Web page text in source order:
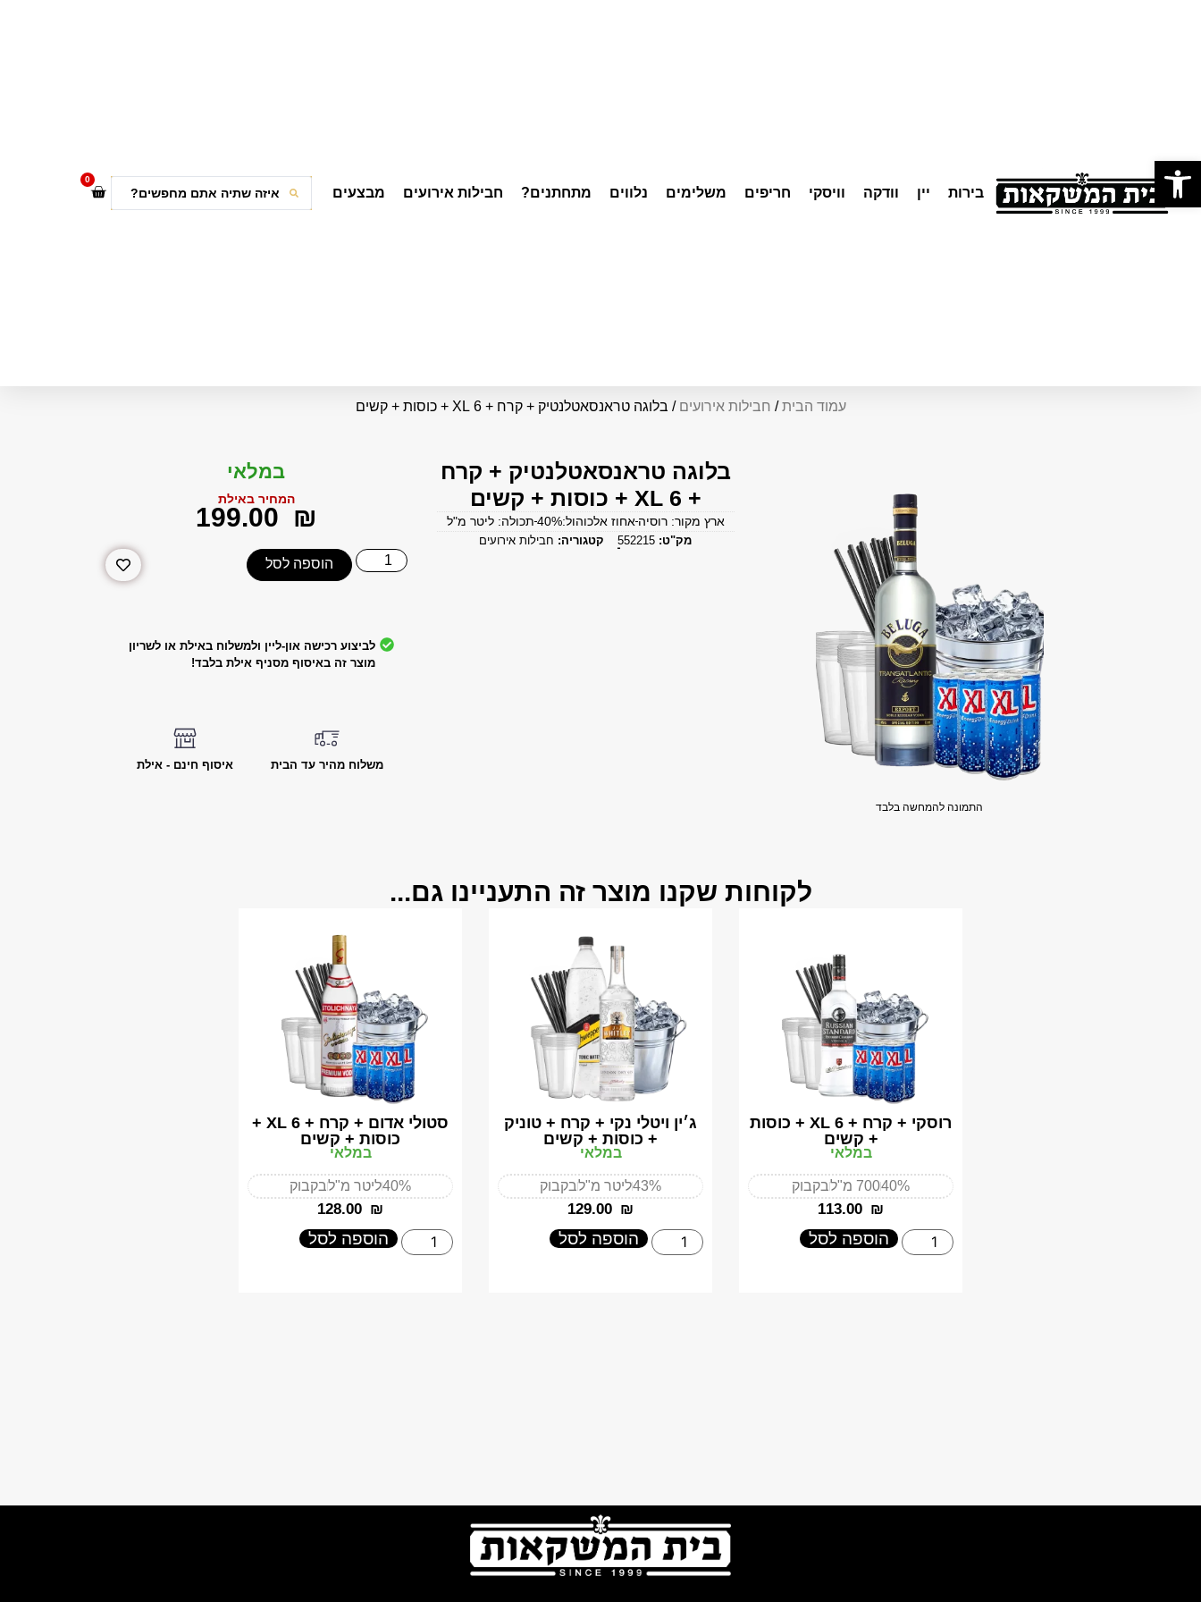
בירות יין וודקה וויסקי חריפים משלימים נלווים מתחתנים? חבילות אירועים מבצעים
0
עמוד הבית/ חבילות אירועים / בלוגה טראנסאטלנטיק + קרח + 6 XL + כוסות + קשים
התמונה להמחשה בלבד
בלוגה טראנסאטלנטיק + קרח
+ 6 XL + כוסות + קשים
ארץ מקור: רוסיהאחוז אלכוהול:40% תכולה: ליטר מ"ל
מק"ט: 552215 קטגוריה: חבילות אירועים
במלאי
המחיר באילת
‎199.00 ₪
הוספה לסל
לביצוע רכישה און-ליין ולמשלוח באילת או לשריון
מוצר זה באיסוף מסניף אילת בלבד!
משלוח מהיר עד הבית איסוף חינם - אילת
לקוחות שקנו מוצר זה התעניינו גם...
רוסקי + קרח + 6 XL + כוסות
+ קשים
במלאי
40%700 מ"ל בקבוק
‎113.00 ₪
הוספה לסל
ג׳ין ויטלי נקי + קרח + טוניק
+ כוסות + קשים
במלאי
43%ליטר מ"לבקבוק
‎129.00 ₪
הוספה לסל
סטולי אדום + קרח + 6 XL +
כוסות + קשים
במלאי
40%ליטר מ"לבקבוק
‎128.00 ₪
הוספה לסל
פתח סרגל נגישות